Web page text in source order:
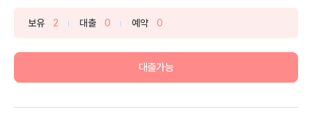
보유 2 대출 0 예약 0
대출가능